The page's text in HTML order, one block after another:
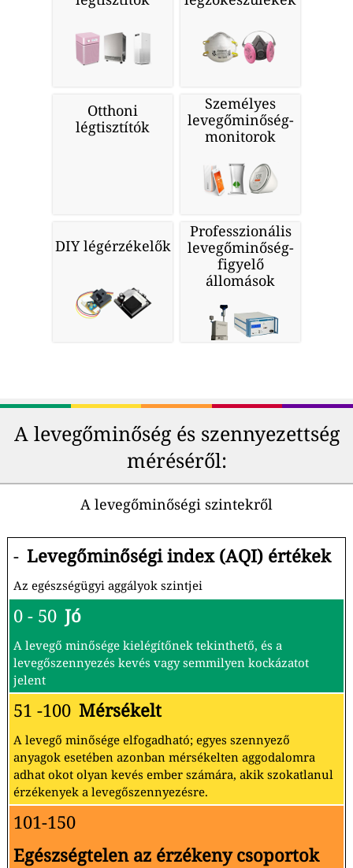
Otthoni
légtisztítók
Személyes
levegőminőség-
monitorok
DIY légérzékelők
Professzionális
levegőminőség-
figyelő
állomások
A levegőminőség és szennyezettség
méréséről:
A levegőminőségi szintekről
- Levegőminőségi index (AQI) értékek
Az egészségügyi aggályok szintjei
0 - 50 Jó
A levegő minősége kielégítőnek tekinthető, és a
levegőszennyezés kevés vagy semmilyen kockázatot
jelent
51 -100 Mérsékelt
A levegő minősége elfogadható; egyes szennyező
anyagok esetében azonban mérsékelten aggodalomra
adhat okot olyan kevés ember számára, akik szokatlanul
érzékenyek a levegőszennyezésre.
101-150
Egészségtelen az érzékeny csoportok